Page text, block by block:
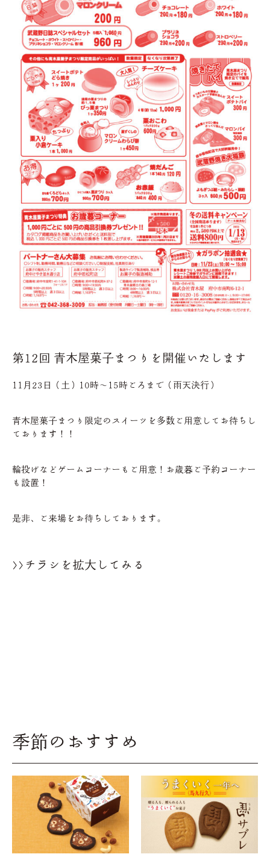
第12回 青木屋菓子まつりを開催いたします
11月23日（土）10時～15時ごろまで（雨天決行）
青木屋菓子まつり限定のスイーツを多数ご用意してお待ちし
ております！！
輪投げなどゲームコーナーもご用意！お歳暮ご予約コーナー
も設置！
是非、ご来場をお待ちしております。
>>チラシを拡大してみる
季節のおすすめ